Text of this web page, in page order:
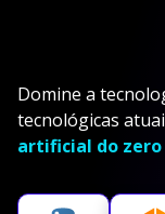
Domine a
tecnológicas
artificial do zero